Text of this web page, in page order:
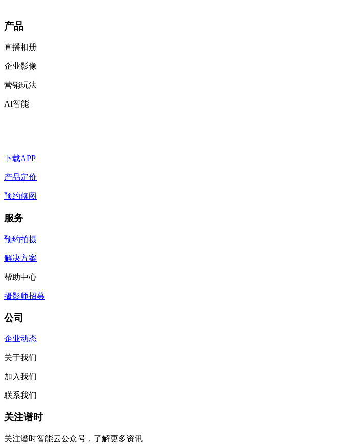
产品
直播相册
企业影像
营销玩法
AI智能
下载APP
产品定价
预约修图
服务
预约拍摄
解决方案
帮助中心
摄影师招募
公司
企业动态
关于我们
加入我们
联系我们
关注谱时
关注谱时智能云公众号，了解更多资讯